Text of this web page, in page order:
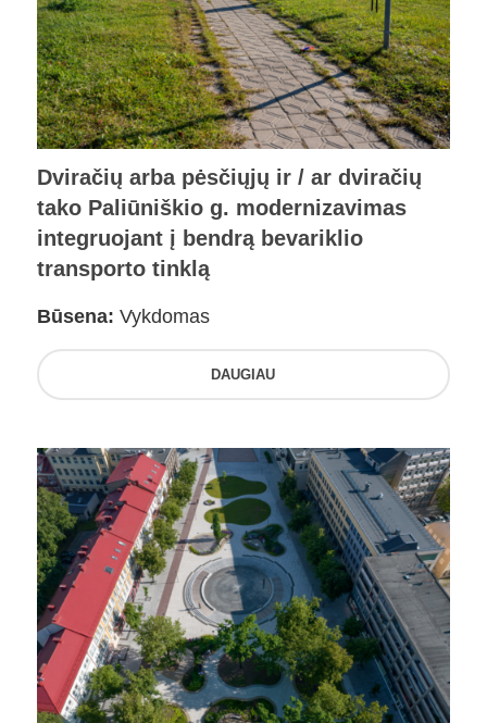
Dviračių arba pėsčiųjų ir / ar dviračių
tako Paliūniškio g. modernizavimas
integruojant į bendrą bevariklio
transporto tinklą
Būsena: Vykdomas
DAUGIAU